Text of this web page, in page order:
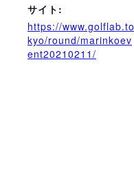
サイト:
https://www.golflab.to
kyo/round/marinkoev
ent20210211/